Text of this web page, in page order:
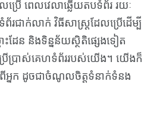
រើ ពេលវេលាឆ្លើយតបទំព័រ រយៈ
រជាក់លាក់ វិធីសាស្ត្រដែលប្រើដើម្បី
ះដែន និងទិន្នន័យស្ថិតិផ្សេងទៀត
រើប្រាស់គេហទំព័ររបស់យើង។ យើងក៏
អ្នក ដូចជាចំណូលចិត្តទំនាក់ទំនង